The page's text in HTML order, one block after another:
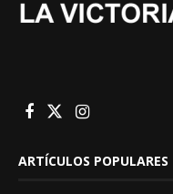
ARTÍCULOS POPULARES